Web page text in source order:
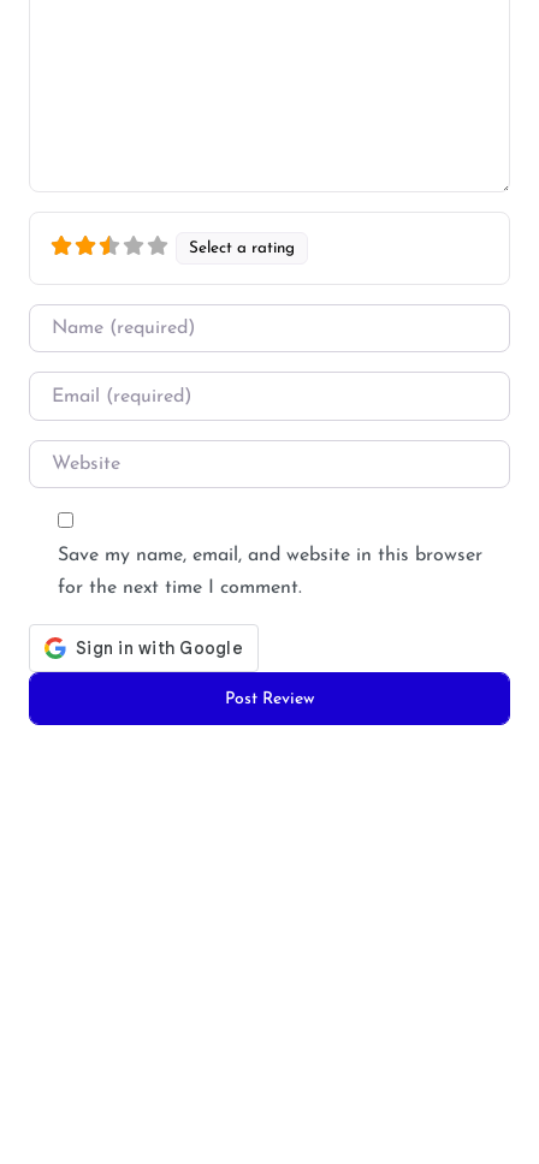
Select a rating
Name
Email
Website
Save my name, email, and website in this browser
for the next time I comment.